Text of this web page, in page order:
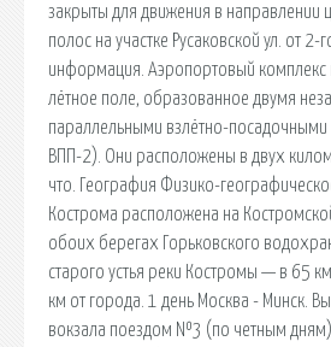
закрыты для движения в направлении
полос на участке Русаковской ул. от
информация. Аэропортовый комплекс
лётное поле, образованное двумя
параллельными взлётно-
ВПП-2). Они расположены в двух
что. География Физико-
Кострома расположена на
обоих берегах Горьковского
старого устья реки Костромы — в 65
км от города. 1 день Москва - Минск.
вокзала поездом №3 (по четным